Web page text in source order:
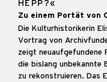
HEPP?«
Zu einem Portät von
Die Kulturhistorikerin
Vortrag von
zeigt neuaufgefundene
die bislang unbekannte
zu rekonstruieren. Das